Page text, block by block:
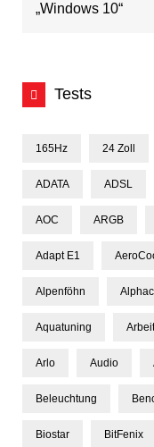
„Windows 10“
Tests
165Hz 24 Zoll
ADATA ADSL
AOC ARGB
Adapt E1
Alpenföhn
Aquatuning
Arlo Audio
Beleuchtung
Biostar BitFenix